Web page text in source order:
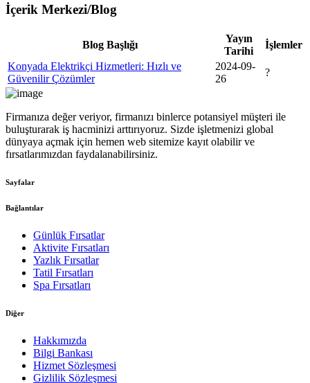
İçerik Merkezi/Blog
Blog Başlığı
Yayın
Tarihi
İşlemler
Konyada Elektrikçi Hizmetleri: Hızlı ve
Güvenilir Çözümler
2024-09-
26
?
Firmanıza değer veriyor, firmanızı binlerce potansiyel müşteri ile
buluşturarak iş hacminizi arttırıyoruz. Sizde işletmenizi global
dünyaya açmak için hemen web sitemize kayıt olabilir ve
fırsatlarımızdan faydalanabilirsiniz.
Sayfalar
Bağlantılar
Günlük Fırsatlar
Aktivite Fırsatları
Yazlık Fırsatlar
Tatil Fırsatları
Spa Fırsatları
Diğer
Hakkımızda
Bilgi Bankası
Hizmet Sözleşmesi
Gizlilik Sözleşmesi